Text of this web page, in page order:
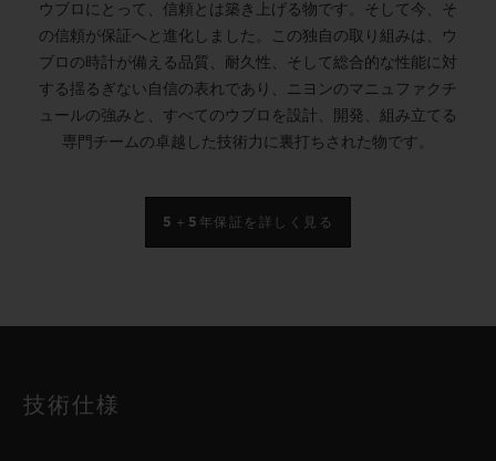
ウブロにとって、信頼とは築き上げる物です。そして今、そ
の信頼が保証へと進化しました。この独自の取り組みは、ウ
ブロの時計が備える品質、耐久性、そして総合的な性能に対
する揺るぎない自信の表れであり、ニヨンのマニュファクチ
ュールの強みと、すべてのウブロを設計、開発、組み立てる
専門チームの卓越した技術力に裏打ちされた物です。
5＋5年保証を詳しく見る
技術仕様